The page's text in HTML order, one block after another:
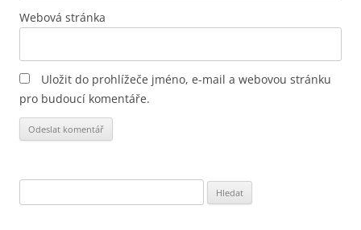
Webová stránka
Uložit do prohlížeče jméno, e-mail a webovou stránku
pro budoucí komentáře.